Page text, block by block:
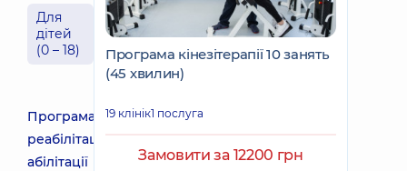
Для
дітей
(0 – 18)
Програма
реабілітації/
абілітації
Програма кінезітерапії 10 занять
(45 хвилин)
19 клінік1 послуга
Замовити за 12200 грн